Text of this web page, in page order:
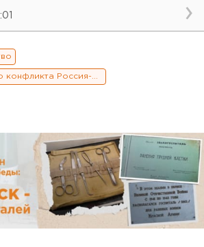
Эскалация военного конфликта Россия-Украина